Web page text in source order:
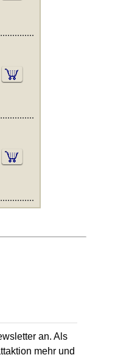
an. Als
mehr und